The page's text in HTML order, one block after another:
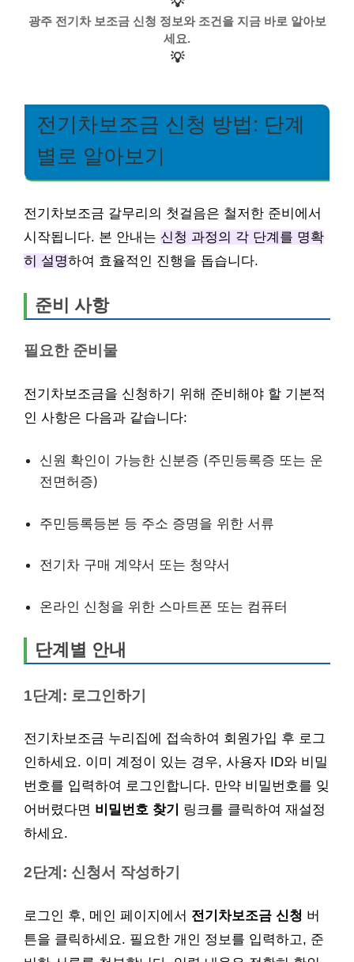
광주 전기차 보조금 신청 정보와 조건을 지금 바로 알아보
세요.
💡
전기차보조금 신청 방법: 단계
별로 알아보기
전기차보조금 갈무리의 첫걸음은 철저한 준비에서
시작됩니다. 본 안내는 신청 과정의 각 단계를 명확
히 설명하여 효율적인 진행을 돕습니다.
준비 사항
필요한 준비물
전기차보조금을 신청하기 위해 준비해야 할 기본적
인 사항은 다음과 같습니다:
신원 확인이 가능한 신분증 (주민등록증 또는 운
전면허증)
주민등록등본 등 주소 증명을 위한 서류
전기차 구매 계약서 또는 청약서
온라인 신청을 위한 스마트폰 또는 컴퓨터
단계별 안내
1단계: 로그인하기
전기차보조금 누리집에 접속하여 회원가입 후 로그
인하세요. 이미 계정이 있는 경우, 사용자 ID와 비밀
번호를 입력하여 로그인합니다. 만약 비밀번호를 잊
어버렸다면 비밀번호 찾기
링크를 클릭하여 재설정
하세요.
2단계: 신청서 작성하기
로그인 후, 메인 페이지에서 전기차보조금 신청 버
튼을 클릭하세요. 필요한 개인 정보를 입력하고, 준